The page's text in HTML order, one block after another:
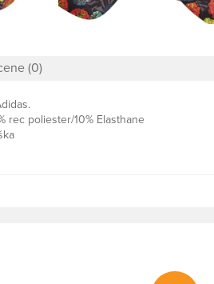
(0)
rec poliester/10% Elasthane